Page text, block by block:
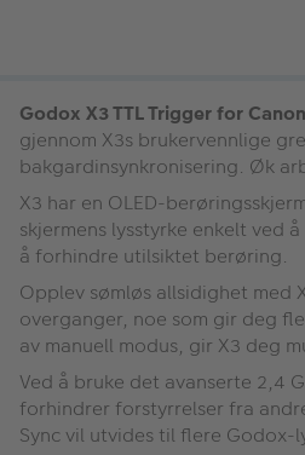
Godox X3 TTL Trigger for Canon
gjennom X3s brukervennlige
bakgardinsynkronisering. Øk
X3 har en OLED-
skjermens lysstyrke enkelt ved
å forhindre utilsiktet berøring.
Opplev sømløs allsidighet med
overganger, noe som gir deg
av manuell modus, gir X3 deg
Ved å bruke det avanserte 2,4
forhindrer forstyrrelser fra
Sync vil utvides til flere